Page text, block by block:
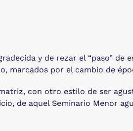
y de rezar el “paso” de
por el cambio de
con otro estilo de ser
de aquel Seminario Menor